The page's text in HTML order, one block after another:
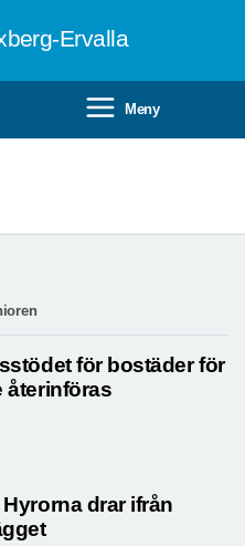
Ervalla
Meny
för bostäder för
återinföras
drar ifrån